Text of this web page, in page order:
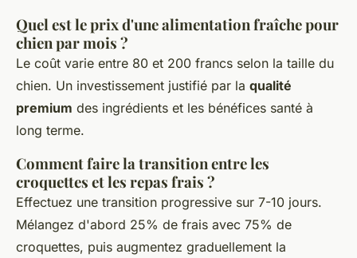
Quel est le prix d'une alimentation fraîche pour
chien par mois ?
Le coût varie entre 80 et 200 francs selon la taille du
chien. Un investissement justifié par la qualité
premium des ingrédients et les bénéfices santé à
long terme.
Comment faire la transition entre les
croquettes et les repas frais ?
Effectuez une transition progressive sur 7-10 jours.
Mélangez d'abord 25% de frais avec 75% de
croquettes, puis augmentez graduellement la